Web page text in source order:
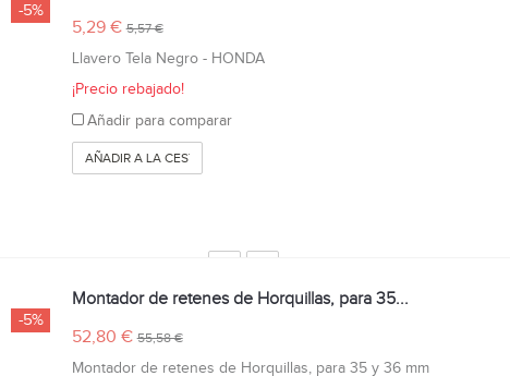
-5%
5,29 €5,57 €
Llavero Tela Negro - HONDA
¡Precio rebajado!
Añadir para comparar
AÑADIR A LA CESTA
-5%
Montador de retenes de Horquillas, para 35...
52,80 €55,58 €
Montador de retenes de Horquillas, para 35 y 36 mm